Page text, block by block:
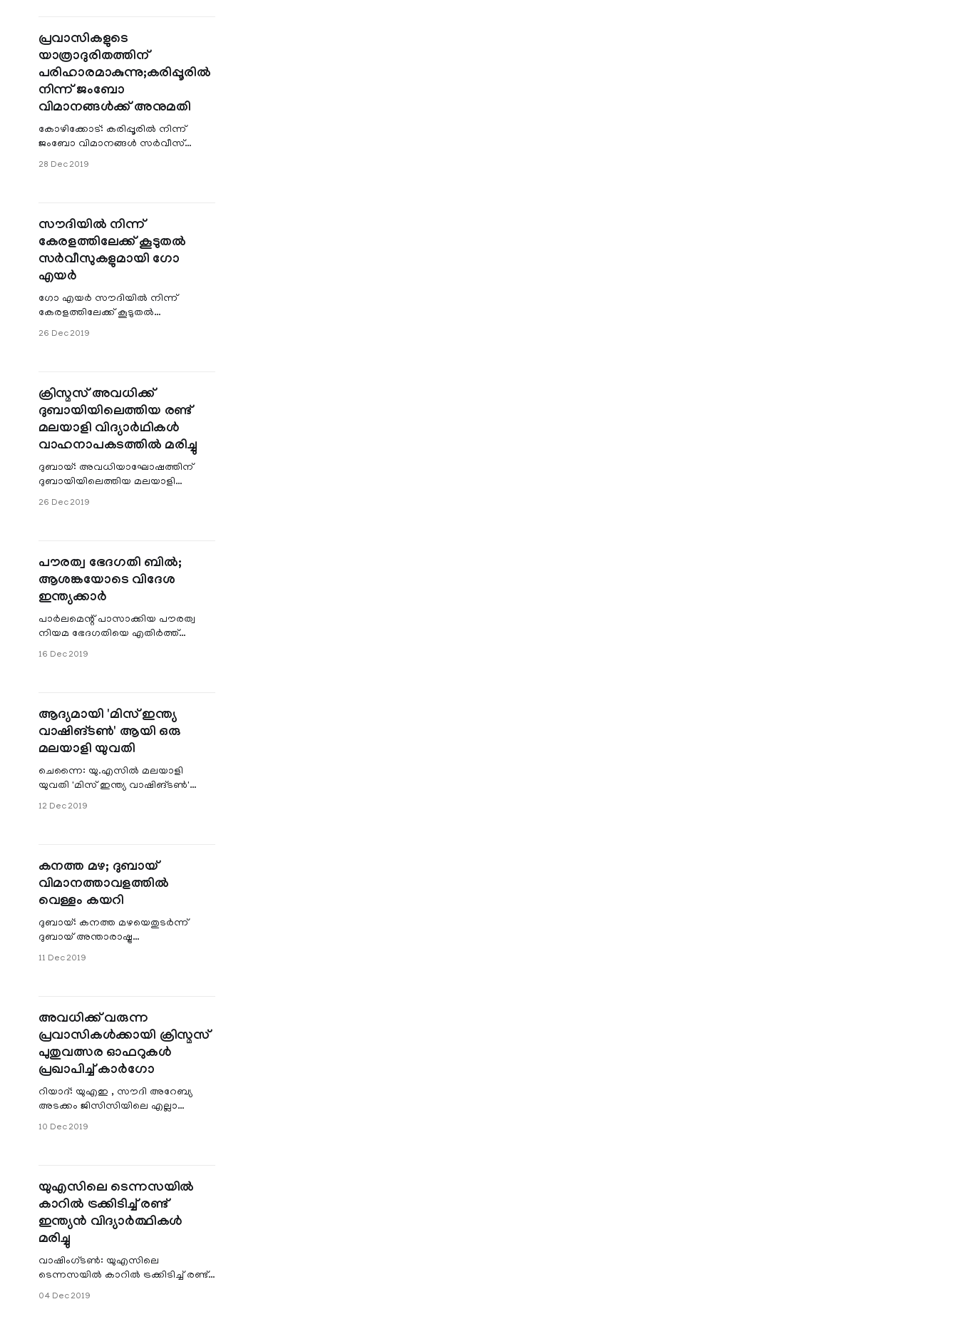
പ്രവാസികളുടെ
യാത്രാദുരിതത്തിന്
പരിഹാരമാകുന്നു;കരിപ്പൂരിൽ
നിന്ന് ജംബോ
വിമാനങ്ങൾക്ക് അനുമതി
കോഴിക്കോട്: കരിപ്പൂരില്‍ നിന്ന്
ജംബോ വിമാനങ്ങള്‍ സര്‍വീസ്
28 Dec 2019
സൗദിയില്‍ നിന്ന്
കേരളത്തിലേക്ക് കൂടുതല്‍
സര്‍വീസുകളുമായി ഗോ
എയർ
ഗോ എയര്‍ സൗദിയില്‍ നിന്ന്
കേരളത്തിലേക്ക് കൂടുതല്‍
26 Dec 2019
ക്രിസ്മസ് അവധിക്ക്
ദുബായിയിലെത്തിയ രണ്ട്
മലയാളി വിദ്യാര്‍ഥികള്‍
വാഹനാപകടത്തില്‍ മരിച്ചു
ദുബായ്: അവധിയാഘോഷത്തിന്
ദുബായിയിലെത്തിയ മലയാളി
26 Dec 2019
പൗരത്വ ഭേദഗതി ബിൽ;
ആശങ്കയോടെ വിദേശ
ഇന്ത്യക്കാർ
പാര്‍ലമെന്റ് പാസാക്കിയ പൗരത്വ
നിയമ ഭേദഗതിയെ എതിര്‍ത്ത്
16 Dec 2019
ആദ്യമായി 'മിസ് ഇന്ത്യ
വാഷിങ്ടണ്‍' ആയി ഒരു
മലയാളി യുവതി
ചെന്നൈ: യു.എസില്‍ മലയാളി
യുവതി 'മിസ് ഇന്ത്യ വാഷിങ്ടണ്‍'
12 Dec 2019
കനത്ത മഴ; ദുബായ്
വിമാനത്താവളത്തില്‍
വെള്ളം കയറി
ദുബായ്: കനത്ത മഴയെതുടര്‍ന്ന്
ദുബായ് അന്താരാഷ്ട്ര
11 Dec 2019
അവധിക്ക് വരുന്ന
പ്രവാസികള്‍ക്കായി ക്രിസ്മസ്
പുതുവത്സര ഓഫറുകള്‍
പ്രഖാപിച്ച് കാര്‍ഗോ
റിയാദ്: യുഎഇ , സൗദി അറേബ്യ
അടക്കം ജിസിസിയിലെ എല്ലാ
10 Dec 2019
യുഎസിലെ ടെന്നസയില്‍
കാറില്‍ ട്രക്കിടിച്ച് രണ്ട്
ഇന്ത്യന്‍ വിദ്യാര്‍ത്ഥികള്‍
മരിച്ചു
വാഷിംഗ്ടണ്‍: യുഎസിലെ
ടെന്നസയില്‍ കാറില്‍ ട്രക്കിടിച്ച് രണ്ട്
04 Dec 2019